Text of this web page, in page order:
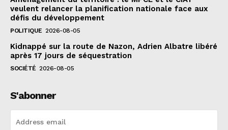
veulent relancer la planification nationale face aux
défis du développement
POLITIQUE 2026-08-05
Kidnappé sur la route de Nazon, Adrien Albatre libéré
après 17 jours de séquestration
SOCIÉTÉ 2026-08-05
S'abonner